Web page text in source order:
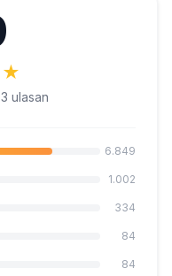
★
ulasan
6.849
1.002
334
84
84